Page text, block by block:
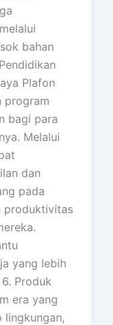
bahan
Plafon
program
bagi para
Melalui
dan
pada
produktivitas
yang lebih
Produk
era yang
lingkungan,